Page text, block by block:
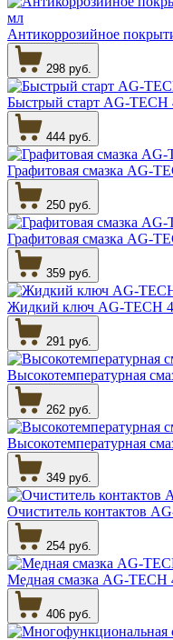
Антикоррозийное
298 руб.
Быстрый старт AG-TECH
444 руб.
Графитовая смазка AG-
250 руб.
Графитовая смазка AG-
359 руб.
Жидкий ключ AG-TECH
291 руб.
Высокотемпературная
262 руб.
Высокотемпературная
349 руб.
Очиститель контактов
254 руб.
Медная смазка AG-TECH
406 руб.